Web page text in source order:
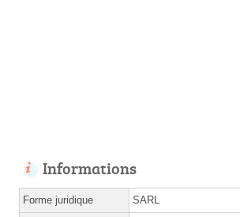
Informations
Forme juridique SARL